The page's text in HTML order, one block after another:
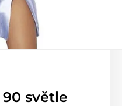
světle